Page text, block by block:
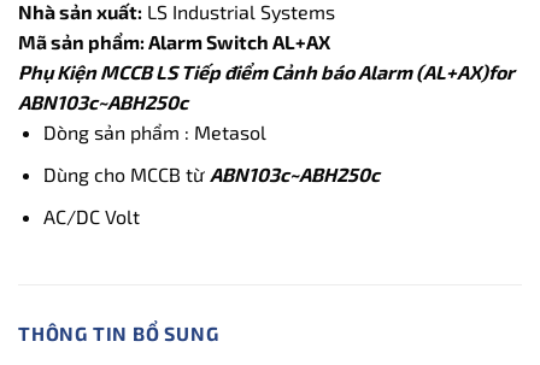
Nhà sản xuất: LS Industrial Systems
Mã sản phẩm: Alarm Switch AL+AX
Phụ Kiện MCCB LS Tiếp điểm Cảnh báo Alarm (AL+AX)for
ABN103c~ABH250c
Dòng sản phẩm : Metasol
Dùng cho MCCB từ ABN103c~ABH250c
AC/DC Volt
THÔNG TIN BỔ SUNG